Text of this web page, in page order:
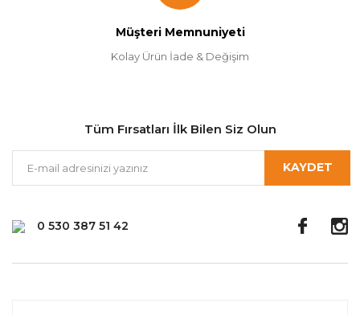
Müşteri Memnuniyeti
Kolay Ürün İade & Değişim
0 530 387 51 42
Tüm Fırsatları İlk Bilen Siz Olun
KAYDET